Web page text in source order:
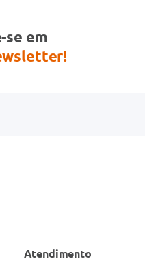
se em
Atendimento